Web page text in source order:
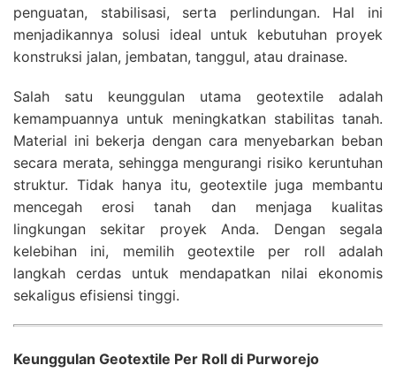
penguatan, stabilisasi, serta perlindungan. Hal ini
menjadikannya solusi ideal untuk kebutuhan proyek
konstruksi jalan, jembatan, tanggul, atau drainase.
Salah satu keunggulan utama geotextile adalah
kemampuannya untuk meningkatkan stabilitas tanah.
Material ini bekerja dengan cara menyebarkan beban
secara merata, sehingga mengurangi risiko keruntuhan
struktur. Tidak hanya itu, geotextile juga membantu
mencegah erosi tanah dan menjaga kualitas
lingkungan sekitar proyek Anda. Dengan segala
kelebihan ini, memilih geotextile per roll adalah
langkah cerdas untuk mendapatkan nilai ekonomis
sekaligus efisiensi tinggi.
Keunggulan Geotextile Per Roll di Purworejo